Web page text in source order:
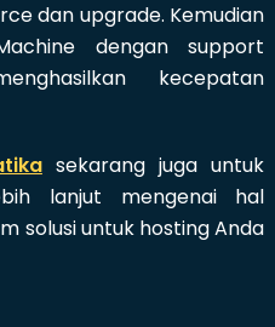
dan upgrade. Kemudian
dengan support
kecepatan
sekarang juga untuk
lanjut mengenai hal
solusi untuk hosting Anda